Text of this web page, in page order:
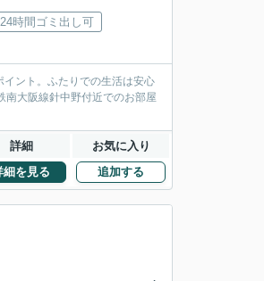
24時間ゴミ出し可
ント。ふたりでの生活は安心
南大阪線針中野付近でのお部屋
詳細 お気に入り
細を見る 追加する